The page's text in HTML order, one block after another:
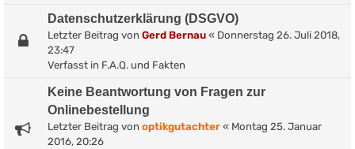
Datenschutzerklärung (DSGVO)
Letzter Beitrag von Gerd Bernau « Donnerstag 26. Juli 2018,
23:47
Verfasst in F.A.Q. und Fakten
Keine Beantwortung von Fragen zur
Onlinebestellung
Letzter Beitrag von optikgutachter « Montag 25. Januar
2016, 20:26